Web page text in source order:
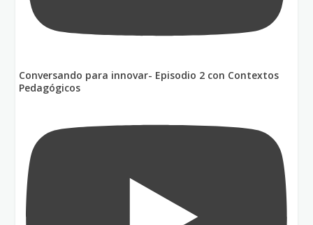
Conversando para innovar- Episodio 2 con Contextos
Pedagógicos